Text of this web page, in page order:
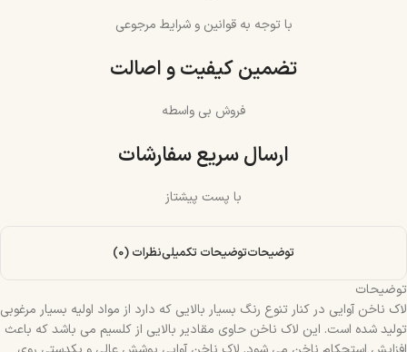
با توجه به قوانین و شرایط مرجوعی
تضمین کیفیت و اصالت
فروش بی واسطه
ارسال سریع سفارشات
با پست پیشتاز
توضیحاتتوضیحات تکمیلینظرات (0)
توضیحات
لاک ناخن آوایی در کنار تنوع رنگ بسیار بالایی که دارد از مواد اولیه بسیار مرغوبی
تولید شده است. این لاک ناخن حاوی مقادیر بالایی از کلسیم می باشد که باعث